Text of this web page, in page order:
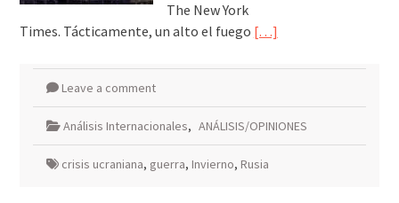
The New York
Times. Tácticamente, un alto el fuego […]
Leave a comment
Análisis Internacionales, ANÁLISIS/OPINIONES
crisis ucraniana, guerra, Invierno, Rusia